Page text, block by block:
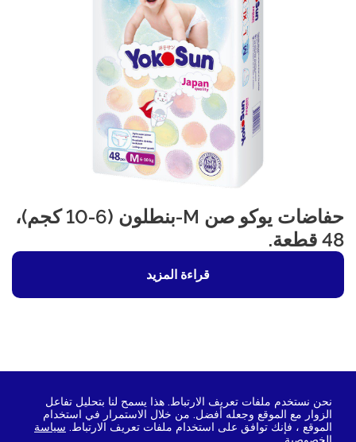
نحن نستخدم ملفات تعريف الارتباط. هذا يسمح لنا بتحليل تفاعل
الزوار مع الموقع وجعله أفضل. من خلال الاستمرار في استخدام
الموقع ، فإنك توافق على استخدام ملفات تعريف الارتباط. سياسة
حفاضات يوكو صن M-بنطلون (6-10 كجم)،
48 قطعة.
قراءة المزيد
اتصل بنا
2026 © يوكوسون منطقة حرة-ذ.م.م. جميع الحقوق محفوظة.